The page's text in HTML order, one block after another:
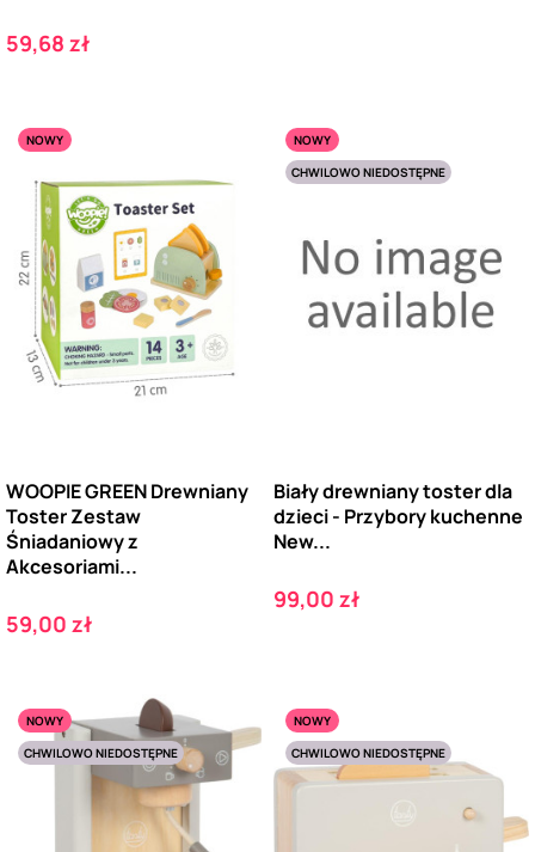
Cena
59,68 zł
NOWY
WOOPIE GREEN Drewniany
Toster Zestaw
Śniadaniowy z
Akcesoriami...
Cena
59,00 zł
NOWY
CHWILOWO NIEDOSTĘPNE
Biały drewniany toster dla
dzieci - Przybory kuchenne
New...
Cena
99,00 zł
NOWY
CHWILOWO NIEDOSTĘPNE
NOWY
CHWILOWO NIEDOSTĘPNE